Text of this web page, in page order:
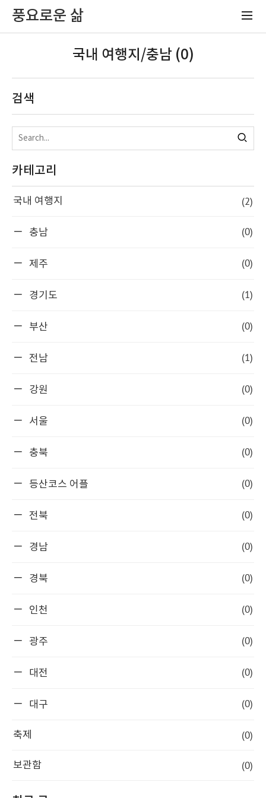
풍요로운 삶
국내 여행지/충남 (0)
검색
카테고리
국내 여행지 (2)
충남 (0)
제주 (0)
경기도 (1)
부산 (0)
전남 (1)
강원 (0)
서울 (0)
충북 (0)
등산코스 어플 (0)
전북 (0)
경남 (0)
경북 (0)
인천 (0)
광주 (0)
대전 (0)
대구 (0)
축제 (0)
보관함 (0)